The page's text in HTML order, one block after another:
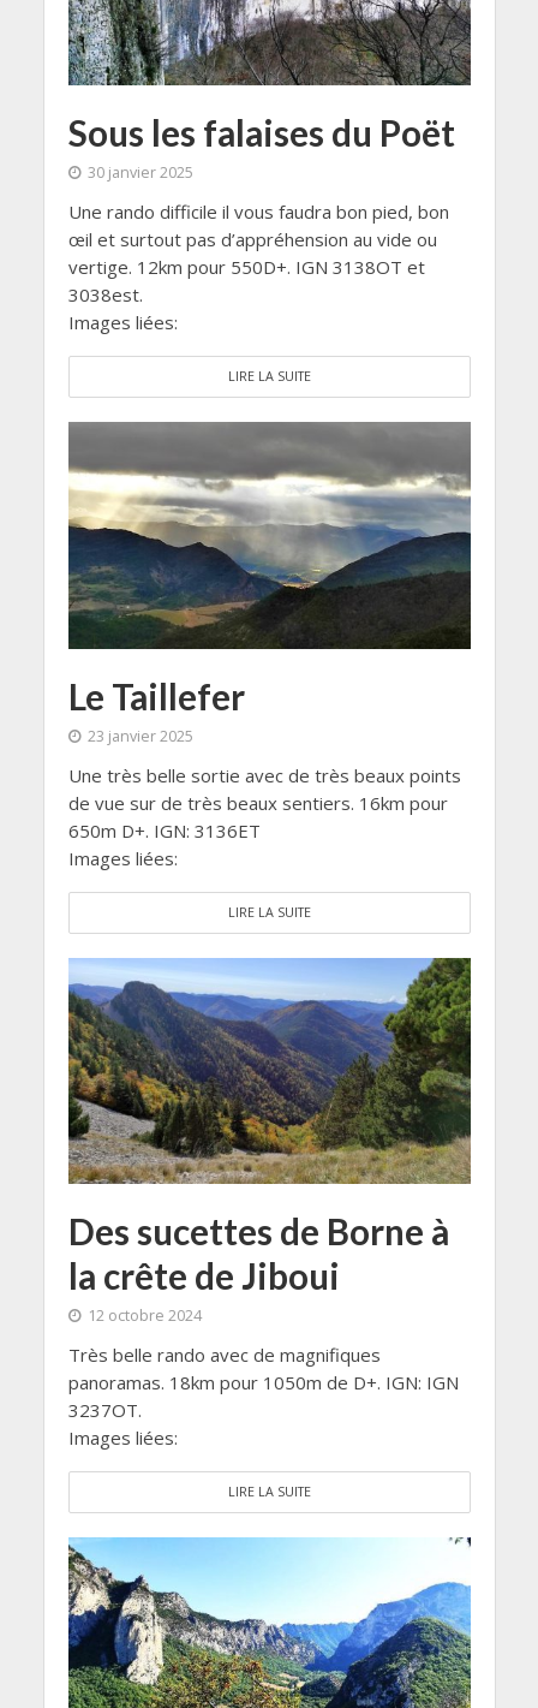
Sous les falaises du Poët
30 janvier 2025
Une rando difficile il vous faudra bon pied, bon
œil et surtout pas d’appréhension au vide ou
vertige. 12km pour 550D+. IGN 3138OT et
3038est.
Images liées:
LIRE LA SUITE
Le Taillefer
23 janvier 2025
Une très belle sortie avec de très beaux points
de vue sur de très beaux sentiers. 16km pour
650m D+. IGN: 3136ET
Images liées:
LIRE LA SUITE
Des sucettes de Borne à
la crête de Jiboui
12 octobre 2024
Très belle rando avec de magnifiques
panoramas. 18km pour 1050m de D+. IGN: IGN
3237OT.
Images liées:
LIRE LA SUITE